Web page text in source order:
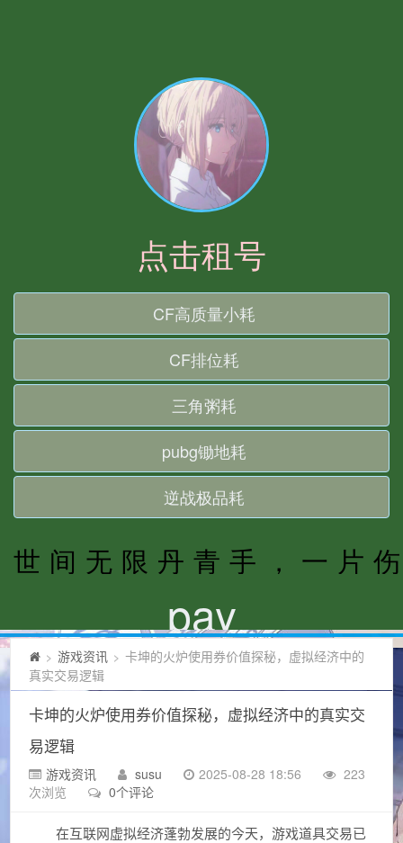
> 游戏资讯 > 卡坤的火炉使用券价值探秘，虚拟经济中的
真实交易逻辑
卡坤的火炉使用券价值探秘，虚拟经济中的真实交
易逻辑
游戏资讯 susu 2025-08-28 18:56
223
次浏览
0个评论
在互联网虚拟经济蓬勃发展的今天，游戏道具交易已